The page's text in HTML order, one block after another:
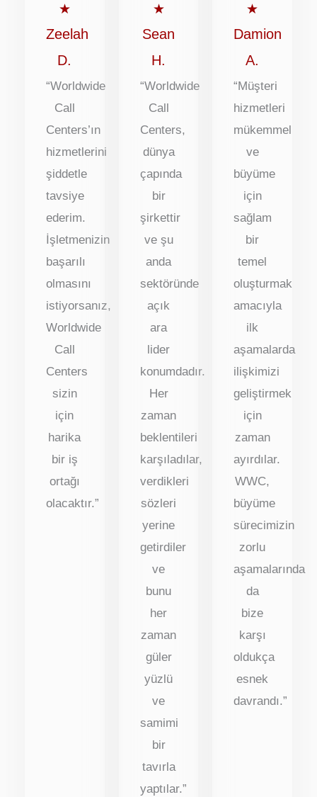
★5
puan
Zeelah
D.
“Worldwide
Call
Centers’ın
hizmetlerini
şiddetle
tavsiye
ederim.
İşletmenizin
başarılı
olmasını
istiyorsanız,
Worldwide
Call
Centers
sizin
için
harika
bir iş
ortağı
olacaktır.”
★5
puan
Sean
H.
“Worldwide
Call
Centers,
dünya
çapında
bir
şirkettir
ve şu
anda
sektöründe
açık
ara
lider
konumdadır.
Her
zaman
beklentileri
karşıladılar,
verdikleri
sözleri
yerine
getirdiler
ve
bunu
her
zaman
güler
yüzlü
ve
samimi
bir
tavırla
yaptılar.”
★
puan
Damion
A.
“Müşteri
hizmetleri
mükemmel
ve
büyüme
için
sağlam
bir
temel
oluşturmak
amacıyla
ilk
aşamalarda
ilişkimizi
geliştirmek
için
zaman
ayırdılar.
WWC,
büyüme
sürecimizin
zorlu
aşamalarında
da
bize
karşı
oldukça
esnek
davrandı.”